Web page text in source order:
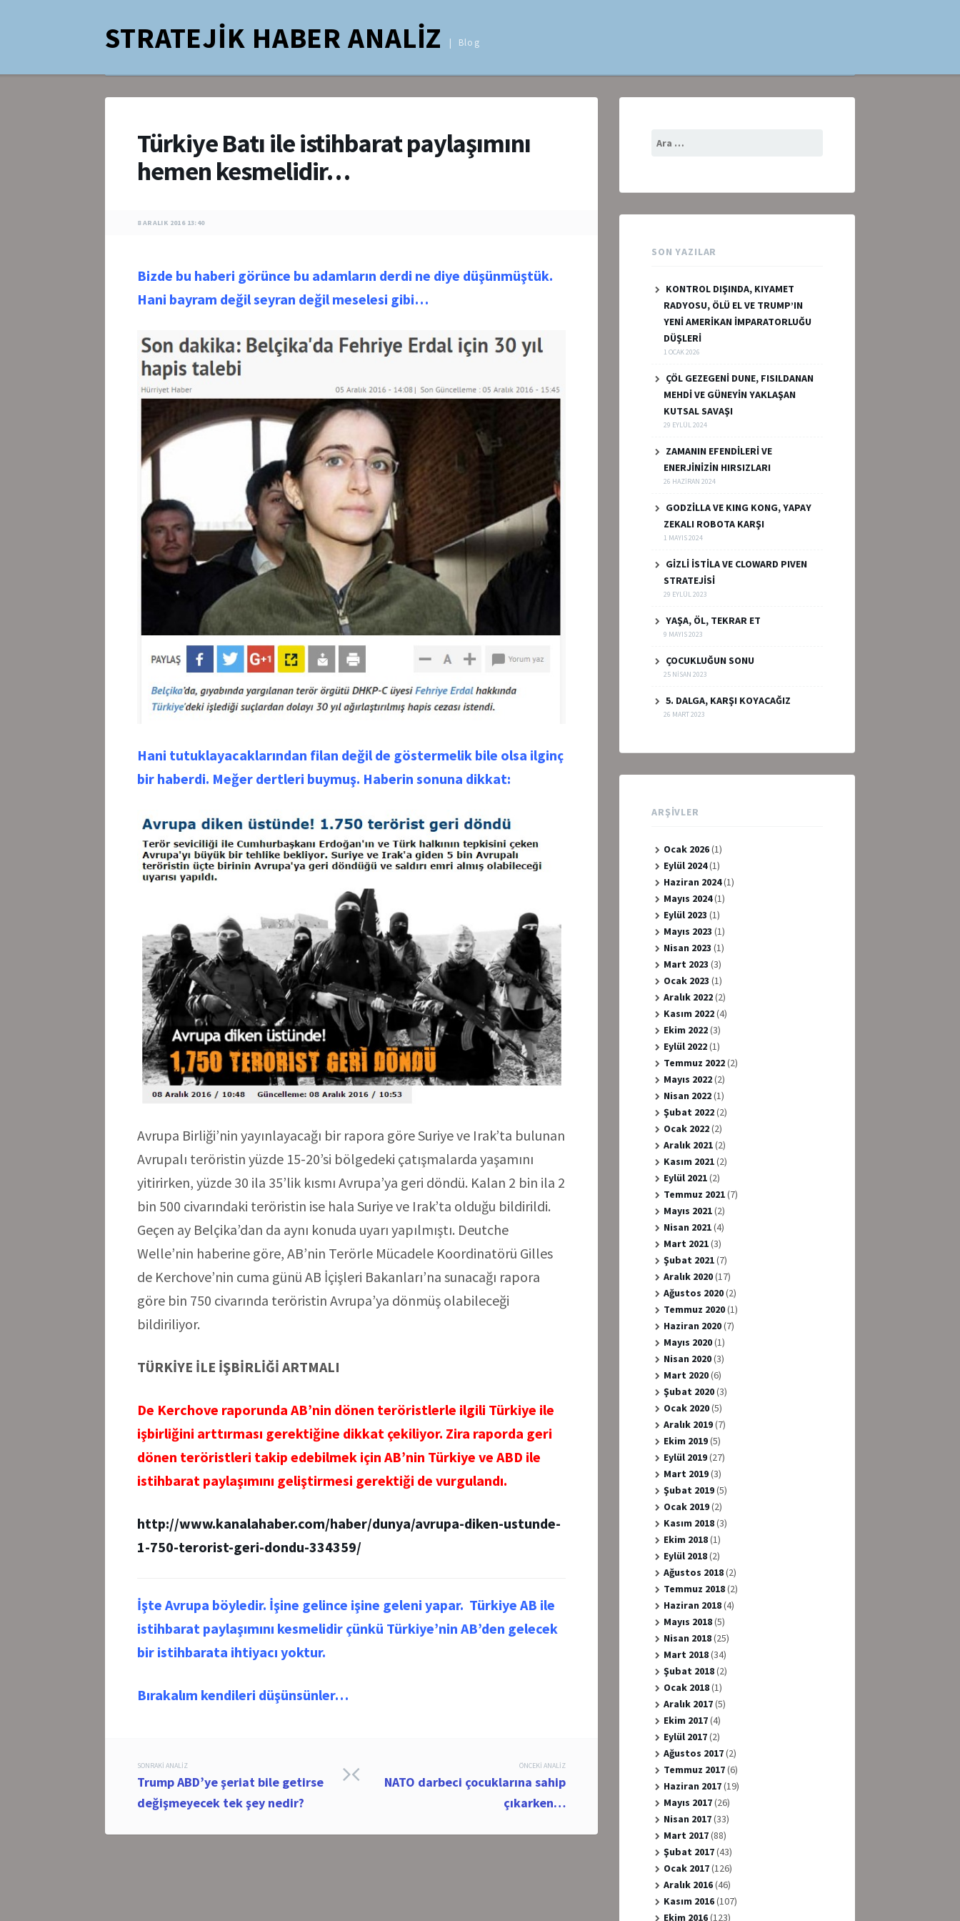
STRATEJİK HABER ANALİZ Blog
Türkiye Batı ile istihbarat paylaşımını
hemen kesmelidir…
8 ARALIK 2016 13:40
Bizde bu haberi görünce bu adamların derdi ne diye düşünmüştük.
Hani bayram değil seyran değil meselesi gibi…
Hani tutuklayacaklarından filan değil de göstermelik bile olsa ilginç
bir haberdi. Meğer dertleri buymuş. Haberin sonuna dikkat:
Avrupa Birliği’nin yayınlayacağı bir rapora göre Suriye ve Irak’ta bulunan
Avrupalı teröristin yüzde 15-20’si bölgedeki çatışmalarda yaşamını
yitirirken, yüzde 30 ila 35’lik kısmı Avrupa’ya geri döndü. Kalan 2 bin ila 2
bin 500 civarındaki teröristin ise hala Suriye ve Irak’ta olduğu bildirildi.
Geçen ay Belçika’dan da aynı konuda uyarı yapılmıştı. Deutche
Welle’nin haberine göre, AB’nin Terörle Mücadele Koordinatörü Gilles
de Kerchove’nin cuma günü AB İçişleri Bakanları’na sunacağı rapora
göre bin 750 civarında teröristin Avrupa’ya dönmüş olabileceği
bildiriliyor.
TÜRKİYE İLE İŞBİRLİĞİ ARTMALI
De Kerchove raporunda AB’nin dönen teröristlerle ilgili Türkiye ile
işbirliğini arttırması gerektiğine dikkat çekiliyor. Zira raporda geri
dönen teröristleri takip edebilmek için AB’nin Türkiye ve ABD ile
istihbarat paylaşımını geliştirmesi gerektiği de vurgulandı.
http://www.kanalahaber.com/haber/dunya/avrupa-diken-ustunde-
1-750-terorist-geri-dondu-334359/
İşte Avrupa böyledir. İşine gelince işine geleni yapar. Türkiye AB ile
istihbarat paylaşımını kesmelidir çünkü Türkiye’nin AB’den gelecek
bir istihbarata ihtiyacı yoktur.
Bırakalım kendileri düşünsünler…
Post
navigation
ÖNCEKI ANALIZ
NATO darbeci çocuklarına sahip
çıkarken…
SONRAKI ANALIZ
Trump ABD’ye şeriat bile getirse
değişmeyecek tek şey nedir?
SON YAZILAR
KONTROL DIŞINDA, KIYAMET
RADYOSU, ÖLÜ EL VE TRUMP’IN
YENİ AMERİKAN İMPARATORLUĞU
DÜŞLERİ
1 OCAK 2026
ÇÖL GEZEGENİ DUNE, FISILDANAN
MEHDİ VE GÜNEYİN YAKLAŞAN
KUTSAL SAVAŞI
29 EYLÜL 2024
ZAMANIN EFENDİLERİ VE
ENERJİNİZİN HIRSIZLARI
26 HAZIRAN 2024
GODZİLLA VE KING KONG, YAPAY
ZEKALI ROBOTA KARŞI
1 MAYIS 2024
GİZLİ İSTİLA VE CLOWARD PIVEN
STRATEJİSİ
29 EYLÜL 2023
YAŞA, ÖL, TEKRAR ET
9 MAYIS 2023
ÇOCUKLUĞUN SONU
25 NISAN 2023
5. DALGA, KARŞI KOYACAĞIZ
26 MART 2023
ARŞIVLER
Ocak 2026(1)
Eylül 2024(1)
Haziran 2024(1)
Mayıs 2024(1)
Eylül 2023 (1)
Mayıs 2023 (1)
Nisan 2023 (1)
Mart 2023 (3)
Ocak 2023 (1)
Aralık 2022(2)
Kasım 2022(4)
Ekim 2022(3)
Eylül 2022(1)
Temmuz 2022(2)
Mayıs 2022(2)
Nisan 2022(1)
Şubat 2022(2)
Ocak 2022(2)
Aralık 2021(2)
Kasım 2021(2)
Eylül 2021(2)
Temmuz 2021(7)
Mayıs 2021(2)
Nisan 2021(4)
Mart 2021(3)
Şubat 2021(7)
Aralık 2020(17)
Ağustos 2020(2)
Temmuz 2020(1)
Haziran 2020(7)
Mayıs 2020(1)
Nisan 2020(3)
Mart 2020(6)
Şubat 2020(3)
Ocak 2020(5)
Aralık 2019(7)
Ekim 2019(5)
Eylül 2019(27)
Mart 2019(3)
Şubat 2019(5)
Ocak 2019(2)
Kasım 2018(3)
Ekim 2018(1)
Eylül 2018(2)
Ağustos 2018(2)
Temmuz 2018(2)
Haziran 2018(4)
Mayıs 2018(5)
Nisan 2018(25)
Mart 2018(34)
Şubat 2018(2)
Ocak 2018(1)
Aralık 2017(5)
Ekim 2017(4)
Eylül 2017(2)
Ağustos 2017(2)
Temmuz 2017(6)
Haziran 2017(19)
Mayıs 2017(26)
Nisan 2017(33)
Mart 2017(88)
Şubat 2017(43)
Ocak 2017(126)
Aralık 2016(46)
Kasım 2016(107)
Ekim 2016(123)